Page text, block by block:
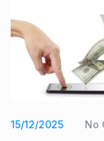
15/12/2025 No